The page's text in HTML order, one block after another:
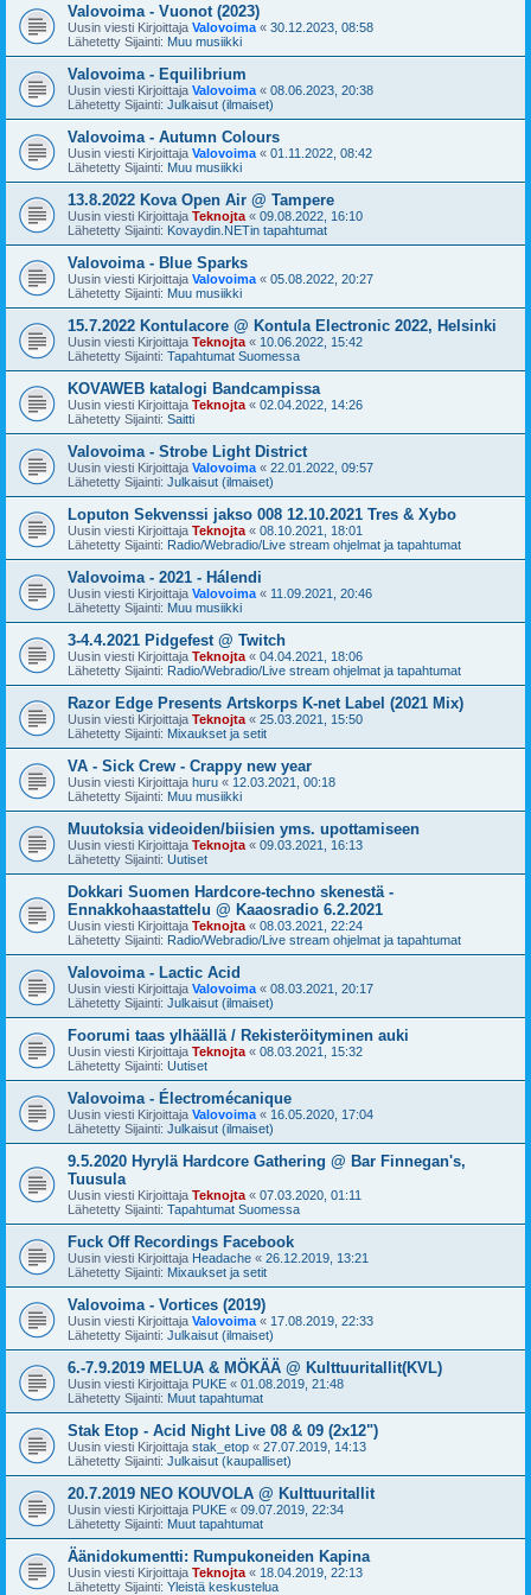
Valovoima - Vuonot (2023)
Uusin viesti Kirjoittaja Valovoima « 30.12.2023, 08:58
Lähetetty Sijainti: Muu musiikki
Valovoima - Equilibrium
Uusin viesti Kirjoittaja Valovoima « 08.06.2023, 20:38
Lähetetty Sijainti: Julkaisut (ilmaiset)
Valovoima - Autumn Colours
Uusin viesti Kirjoittaja Valovoima « 01.11.2022, 08:42
Lähetetty Sijainti: Muu musiikki
13.8.2022 Kova Open Air @ Tampere
Uusin viesti Kirjoittaja Teknojta « 09.08.2022, 16:10
Lähetetty Sijainti: Kovaydin.NETin tapahtumat
Valovoima - Blue Sparks
Uusin viesti Kirjoittaja Valovoima « 05.08.2022, 20:27
Lähetetty Sijainti: Muu musiikki
15.7.2022 Kontulacore @ Kontula Electronic 2022, Helsinki
Uusin viesti Kirjoittaja Teknojta « 10.06.2022, 15:42
Lähetetty Sijainti: Tapahtumat Suomessa
KOVAWEB katalogi Bandcampissa
Uusin viesti Kirjoittaja Teknojta « 02.04.2022, 14:26
Lähetetty Sijainti: Saitti
Valovoima - Strobe Light District
Uusin viesti Kirjoittaja Valovoima « 22.01.2022, 09:57
Lähetetty Sijainti: Julkaisut (ilmaiset)
Loputon Sekvenssi jakso 008 12.10.2021 Tres & Xybo
Uusin viesti Kirjoittaja Teknojta « 08.10.2021, 18:01
Lähetetty Sijainti: Radio/Webradio/Live stream ohjelmat ja tapahtumat
Valovoima - 2021 - Hálendi
Uusin viesti Kirjoittaja Valovoima « 11.09.2021, 20:46
Lähetetty Sijainti: Muu musiikki
3-4.4.2021 Pidgefest @ Twitch
Uusin viesti Kirjoittaja Teknojta « 04.04.2021, 18:06
Lähetetty Sijainti: Radio/Webradio/Live stream ohjelmat ja tapahtumat
Razor Edge Presents Artskorps K-net Label (2021 Mix)
Uusin viesti Kirjoittaja Teknojta « 25.03.2021, 15:50
Lähetetty Sijainti: Mixaukset ja setit
VA - Sick Crew - Crappy new year
Uusin viesti Kirjoittaja huru « 12.03.2021, 00:18
Lähetetty Sijainti: Muu musiikki
Muutoksia videoiden/biisien yms. upottamiseen
Uusin viesti Kirjoittaja Teknojta « 09.03.2021, 16:13
Lähetetty Sijainti: Uutiset
Dokkari Suomen Hardcore-techno skenestä -
Ennakkohaastattelu @ Kaaosradio 6.2.2021
Uusin viesti Kirjoittaja Teknojta « 08.03.2021, 22:24
Lähetetty Sijainti: Radio/Webradio/Live stream ohjelmat ja tapahtumat
Valovoima - Lactic Acid
Uusin viesti Kirjoittaja Valovoima « 08.03.2021, 20:17
Lähetetty Sijainti: Julkaisut (ilmaiset)
Foorumi taas ylhäällä / Rekisteröityminen auki
Uusin viesti Kirjoittaja Teknojta « 08.03.2021, 15:32
Lähetetty Sijainti: Uutiset
Valovoima - Électromécanique
Uusin viesti Kirjoittaja Valovoima « 16.05.2020, 17:04
Lähetetty Sijainti: Julkaisut (ilmaiset)
9.5.2020 Hyrylä Hardcore Gathering @ Bar Finnegan's,
Tuusula
Uusin viesti Kirjoittaja Teknojta « 07.03.2020, 01:11
Lähetetty Sijainti: Tapahtumat Suomessa
Fuck Off Recordings Facebook
Uusin viesti Kirjoittaja Headache « 26.12.2019, 13:21
Lähetetty Sijainti: Mixaukset ja setit
Valovoima - Vortices (2019)
Uusin viesti Kirjoittaja Valovoima « 17.08.2019, 22:33
Lähetetty Sijainti: Julkaisut (ilmaiset)
6.-7.9.2019 MELUA & MÖKÄÄ @ Kulttuuritallit(KVL)
Uusin viesti Kirjoittaja PUKE « 01.08.2019, 21:48
Lähetetty Sijainti: Muut tapahtumat
Stak Etop - Acid Night Live 08 & 09 (2x12")
Uusin viesti Kirjoittaja stak_etop « 27.07.2019, 14:13
Lähetetty Sijainti: Julkaisut (kaupalliset)
20.7.2019 NEO KOUVOLA @ Kulttuuritallit
Uusin viesti Kirjoittaja PUKE « 09.07.2019, 22:34
Lähetetty Sijainti: Muut tapahtumat
Äänidokumentti: Rumpukoneiden Kapina
Uusin viesti Kirjoittaja Teknojta « 18.04.2019, 22:13
Lähetetty Sijainti: Yleistä keskustelua